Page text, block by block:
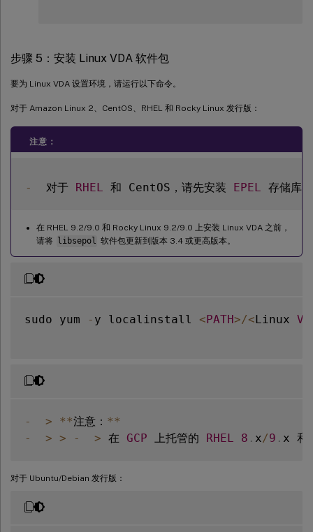
步骤 5：安装 Linux VDA 软件包
要为 Linux VDA 设置环境，请运行以下命令。
对于 Amazon Linux 2、CentOS、RHEL 和 Rocky Linux 发行版：
注意：
-
  对于
RHEL 和 CentOS，请先安装 EPEL 存储库
在 RHEL 9.2/9.0 和 Rocky Linux 9.2/9.0 上安装 Linux VDA 之前，
请将
libsepol 软件包更新到版本 3.4 或更高版本。
sudo yum - y localinstall < PATH>/< Linux
- > **注意： **
-
> > - > 在 GCP 上托管的 RHEL 8 . x/9 . x
对于 Ubuntu/Debian 发行版：